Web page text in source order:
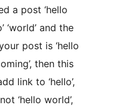
a post ‘hello
‘world’ and the
post is ‘hello
then this
link to ‘hello’,
‘hello world’,